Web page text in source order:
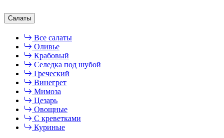
Салаты
Все салаты
Оливье
Крабовый
Селедка под шубой
Греческий
Винегрет
Мимоза
Цезарь
Овощные
С креветками
Куриные